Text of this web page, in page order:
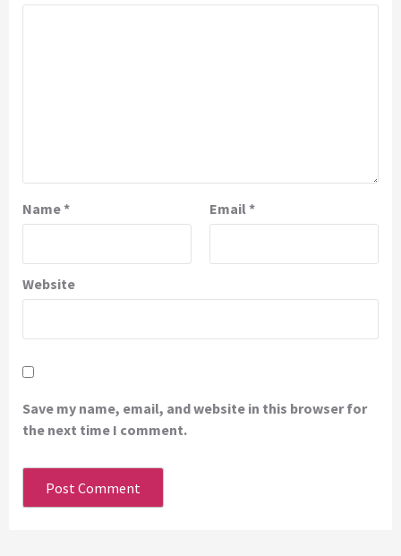
Name* Email*
Website
Save my name, email, and website in this browser for
the next time I comment.